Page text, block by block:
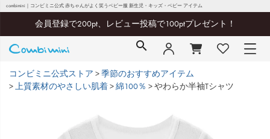
combimini｜コンビミニ公式 赤ちゃんがよく笑うベビー服 新生児・キッズ・ベビー アイテム
会員登録で200pt、レビュー投稿で100ptプレゼント！
コンビミニ公式ストア
季節のおすすめアイテム
上質素材のやさしい肌着
綿100％ やわらか半袖Tシャツ